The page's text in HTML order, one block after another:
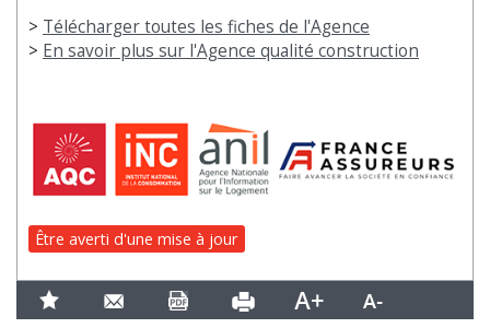
> Télécharger toutes les fiches de l'Agence
> En savoir plus sur l'Agence qualité construction
Être averti d'une mise à jour